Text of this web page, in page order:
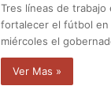
Tres líneas de trabajo
fortalecer el fútbol
miércoles el
Ver Mas »